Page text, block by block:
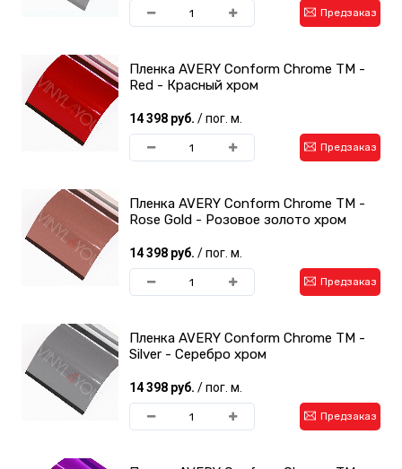
Предзаказ
Пленка AVERY Conform Chrome TM -
Red - Красный хром
14 398 руб. / пог. м.
Предзаказ
Пленка AVERY Conform Chrome TM -
Rose Gold - Розовое золото хром
14 398 руб. / пог. м.
Предзаказ
Пленка AVERY Conform Chrome TM -
Silver - Серебро хром
14 398 руб. / пог. м.
Предзаказ